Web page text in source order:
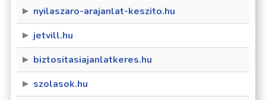
nyilaszaro-arajanlat-keszito.hu
jetvill.hu
biztositasiajanlatkeres.hu
szolasok.hu